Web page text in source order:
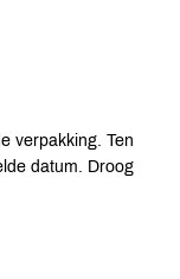
verpakking. Ten
datum. Droog